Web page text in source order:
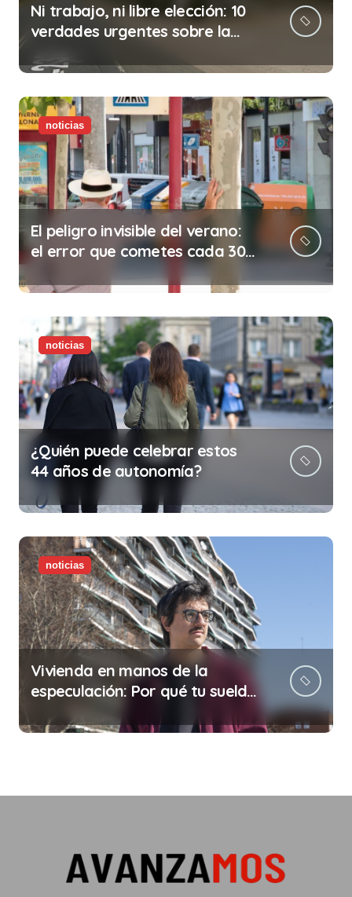
Ni trabajo, ni libre elección: 10
verdades urgentes sobre la
noticias
El peligro invisible del verano:
el error que cometes cada 30
minutos en tu trabajo (y la
ilegalidad que te puede costar
la vida)
noticias
¿Quién puede celebrar estos
44 años de autonomía?
noticias
Vivienda en manos de la
especulación: Por qué tu sueldo